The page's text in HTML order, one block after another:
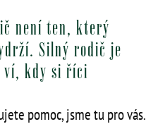
není ten, který
Silný rodič je
kdy si říci
pomoc, jsme tu pro vás.